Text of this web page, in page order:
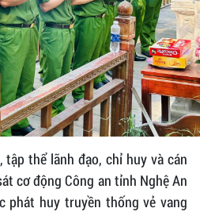
thể lãnh đạo, chỉ huy và cán
cơ động Công an tỉnh Nghệ An
phát huy truyền thống vẻ vang